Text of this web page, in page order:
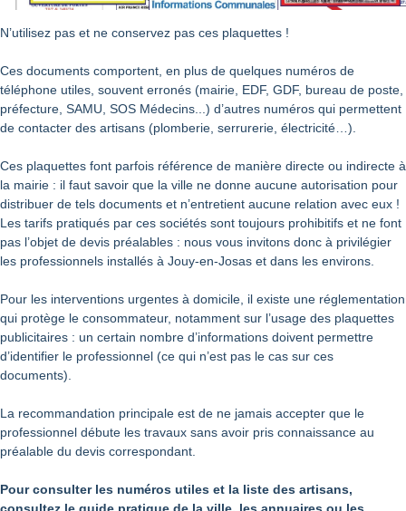
N’utilisez pas et ne conservez pas ces plaquettes !
Ces documents comportent, en plus de quelques numéros de
téléphone utiles, souvent erronés (mairie, EDF, GDF, bureau de poste,
préfecture, SAMU, SOS Médecins...) d’autres numéros qui permettent
de contacter des artisans (plomberie, serrurerie, électricité…).
Ces plaquettes font parfois référence de manière directe ou indirecte à
la mairie : il faut savoir que la ville ne donne aucune autorisation pour
distribuer de tels documents et n’entretient aucune relation avec eux !
Les tarifs pratiqués par ces sociétés sont toujours prohibitifs et ne font
pas l’objet de devis préalables : nous vous invitons donc à privilégier
les professionnels installés à Jouy-en-Josas et dans les environs.
Pour les interventions urgentes à domicile, il existe une réglementation
qui protège le consommateur, notamment sur l’usage des plaquettes
publicitaires : un certain nombre d’informations doivent permettre
d’identifier le professionnel (ce qui n’est pas le cas sur ces
documents).
La recommandation principale est de ne jamais accepter que le
professionnel débute les travaux sans avoir pris connaissance au
préalable du devis correspondant.
Pour consulter les numéros utiles et la liste des artisans,